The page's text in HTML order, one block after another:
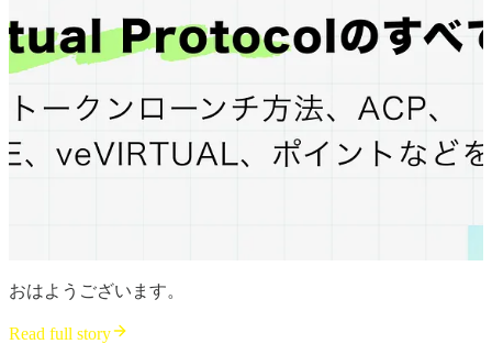
おはようございます。
Read full story